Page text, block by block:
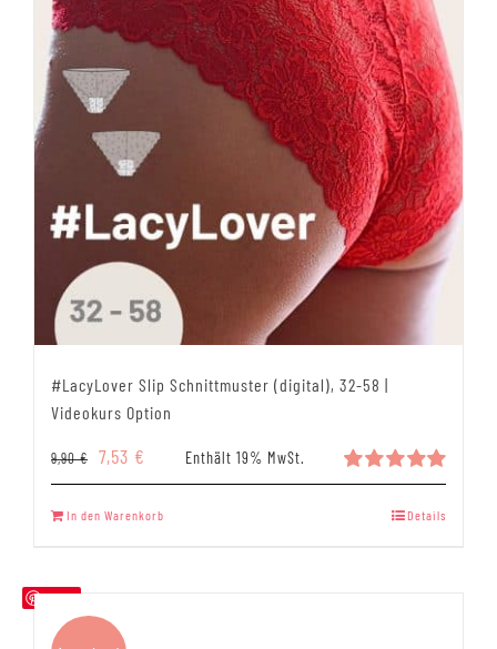
#LacyLover Slip Schnittmuster (digital), 32-58 |
Videokurs Option
Bewertet
5.00
9,90€
Ursprünglicher
Preis
war:
7,53 € Aktueller
Preis
ist:
Enthält 19% MwSt.
In den Warenkorb Details
Save